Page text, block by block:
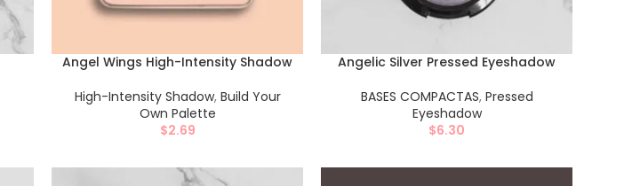
Angel Wings High-Intensity Shadow
High-Intensity Shadow, Build Your
Own Palette
$2.69
Angelic Silver Pressed Eyeshadow
BASES COMPACTAS, Pressed
Eyeshadow
$6.30